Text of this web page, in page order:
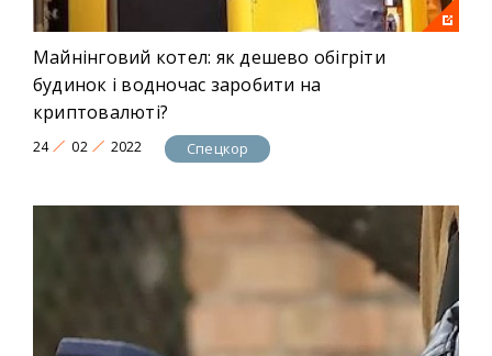
Майнінговий котел: як дешево обігріти
будинок і водночас заробити на
криптовалюті?
24 02 2022 Спецкор